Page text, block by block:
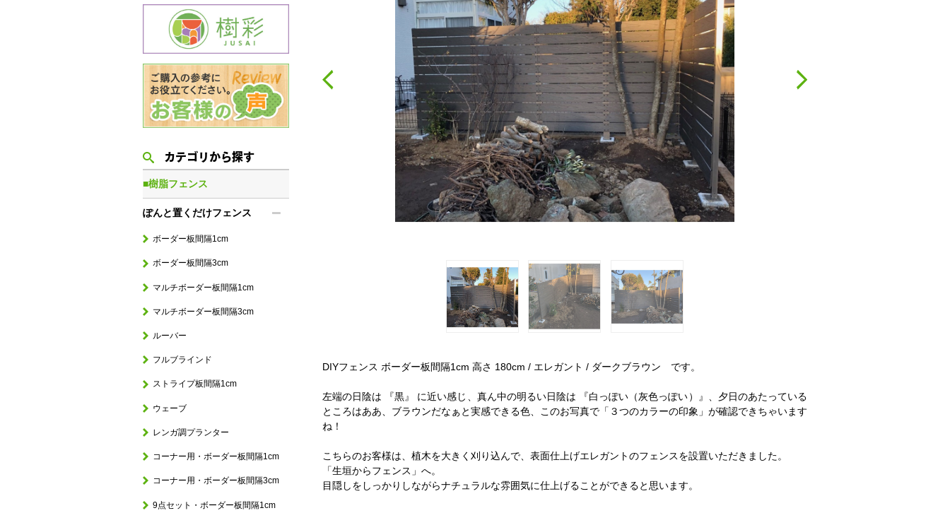
カテゴリから探す
■樹脂フェンス
ぽんと置くだけフェンス
ボーダー板間隔1cm
ボーダー板間隔3cm
マルチボーダー板間隔1cm
マルチボーダー板間隔3cm
ルーバー
フルブラインド
ストライプ板間隔1cm
ウェーブ
レンガ調プランター
コーナー用・ボーダー板間隔1cm
コーナー用・ボーダー板間隔3cm
9点セット・ボーダー板間隔1cm
DIYフェンス ボーダー板間隔1cm 高さ 180cm / エレガント / ダークブラウン です。
左端の日陰は 『黒』 に近い感じ、真ん中の明るい日陰は 『白っぽい（灰色っぽい）』、夕日のあたっている
ところはああ、ブラウンだなぁと実感できる色、このお写真で「３つのカラーの印象」が確認できちゃいます
ね！
こちらのお客様は、植木を大きく刈り込んで、表面仕上げエレガントのフェンスを設置いただきました。
「生垣からフェンス」へ。
目隠しをしっかりしながらナチュラルな雰囲気に仕上げることができると思います。